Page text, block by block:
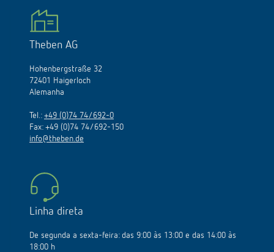
Theben AG
Hohenbergstraße 32
72401 Haigerloch
Alemanha
Tel.: +49 (0)74 74/692-0
Fax: +49 (0)74 74/692-150
info@theben.de
Linha direta
De segunda a sexta-feira: das 9:00 às 13:00 e das 14:00 às
18:00 h